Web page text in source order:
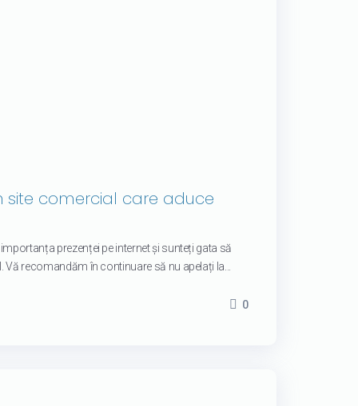
site comercial care aduce
prezenței pe internet și sunteți gata să
recomandăm în continuare să nu apelați la...
0